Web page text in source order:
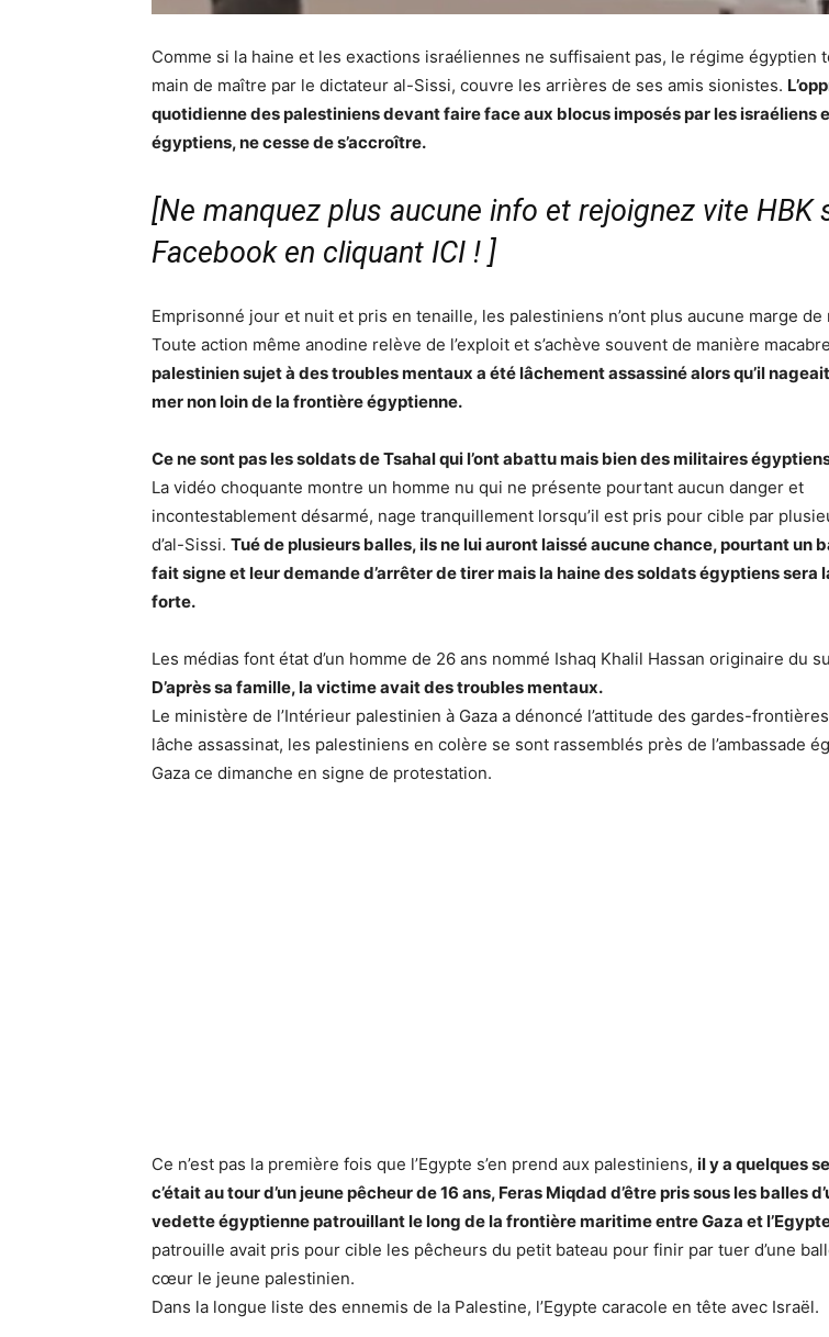
Comme si la haine et les exactions israéliennes ne suffisaient pas, le régime égyptien
main de maître par le dictateur al-Sissi, couvre les arrières de ses amis sionistes.
quotidienne des palestiniens devant faire face aux blocus imposés par les israéliens
égyptiens, ne cesse de s’accroître.
[Ne manquez plus aucune info et rejoignez vite HBK
Facebook en cliquant ICI ! ]
Emprisonné jour et nuit et pris en tenaille, les palestiniens n’ont plus aucune marge
Toute action même anodine relève de l’exploit et s’achève souvent de manière
palestinien sujet à des troubles mentaux a été lâchement assassiné alors qu’il
mer non loin de la frontière égyptienne.
Ce ne sont pas les soldats de Tsahal qui l’ont abattu mais bien des militaires
La vidéo choquante montre un homme nu qui ne présente pourtant aucun danger et
incontestablement désarmé, nage tranquillement lorsqu’il est pris pour cible par
d’al-Sissi. Tué de plusieurs balles, ils ne lui auront laissé aucune chance, pourtant un
fait signe et leur demande d’arrêter de tirer mais la haine des soldats égyptiens sera
forte.
Les médias font état d’un homme de 26 ans nommé Ishaq Khalil Hassan originaire du
D’après sa famille, la victime avait des troubles mentaux.
Le ministère de l’Intérieur palestinien à Gaza a dénoncé l’attitude des gardes-
lâche assassinat, les palestiniens en colère se sont rassemblés près de l’ambassade
Gaza ce dimanche en signe de protestation.
Ce n’est pas la première fois que l’Egypte s’en prend aux palestiniens, il y a quelques
c’était au tour d’un jeune pêcheur de 16 ans, Feras Miqdad d’être pris sous les balles
vedette égyptienne patrouillant le long de la frontière maritime entre Gaza et
patrouille avait pris pour cible les pêcheurs du petit bateau pour finir par tuer d’une
cœur le jeune palestinien.
Dans la longue liste des ennemis de la Palestine, l’Egypte caracole en tête avec Israël.